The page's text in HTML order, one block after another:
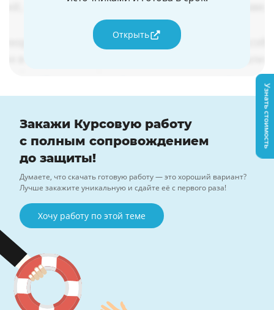
Открыть
Закажи Курсовую работу
с полным сопровождением
до защиты!
Думаете, что скачать готовую работу — это хороший вариант?
Лучше закажите уникальную и сдайте её с первого раза!
Хочу работу по этой теме
Узнать стоимость